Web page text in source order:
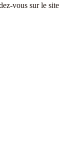
vous sur le site